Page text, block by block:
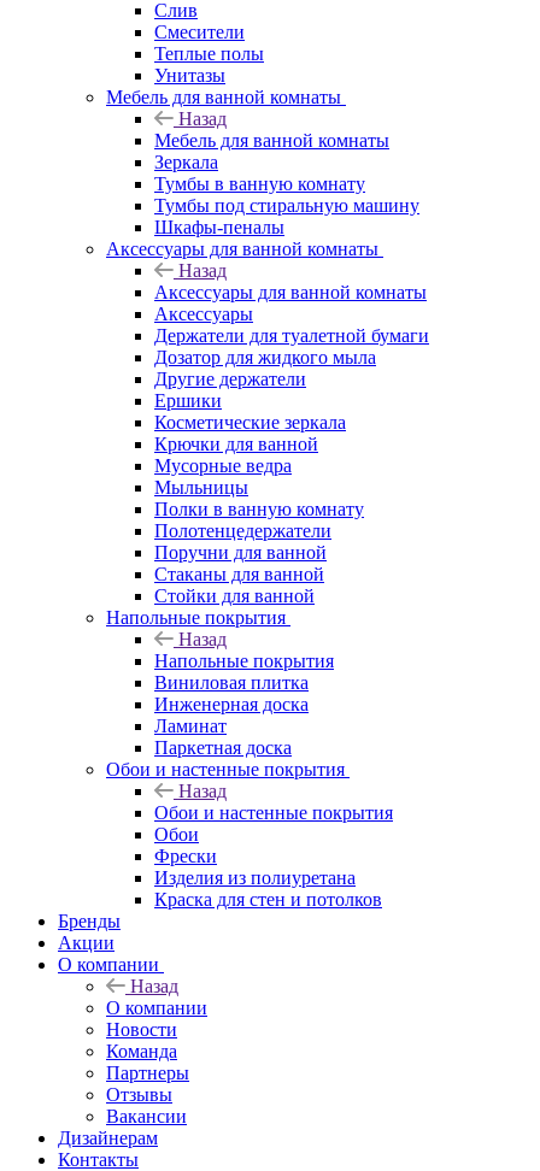
Слив
Смесители
Теплые полы
Унитазы
Мебель для ванной комнаты
Назад
Мебель для ванной комнаты
Зеркала
Тумбы в ванную комнату
Тумбы под стиральную машину
Шкафы-пеналы
Аксессуары для ванной комнаты
Назад
Аксессуары для ванной комнаты
Аксессуары
Держатели для туалетной бумаги
Дозатор для жидкого мыла
Другие держатели
Ершики
Косметические зеркала
Крючки для ванной
Мусорные ведра
Мыльницы
Полки в ванную комнату
Полотенцедержатели
Поручни для ванной
Стаканы для ванной
Стойки для ванной
Напольные покрытия
Назад
Напольные покрытия
Виниловая плитка
Инженерная доска
Ламинат
Паркетная доска
Обои и настенные покрытия
Назад
Обои и настенные покрытия
Обои
Фрески
Изделия из полиуретана
Краска для стен и потолков
Бренды
Акции
О компании
Назад
О компании
Новости
Команда
Партнеры
Отзывы
Вакансии
Дизайнерам
Контакты